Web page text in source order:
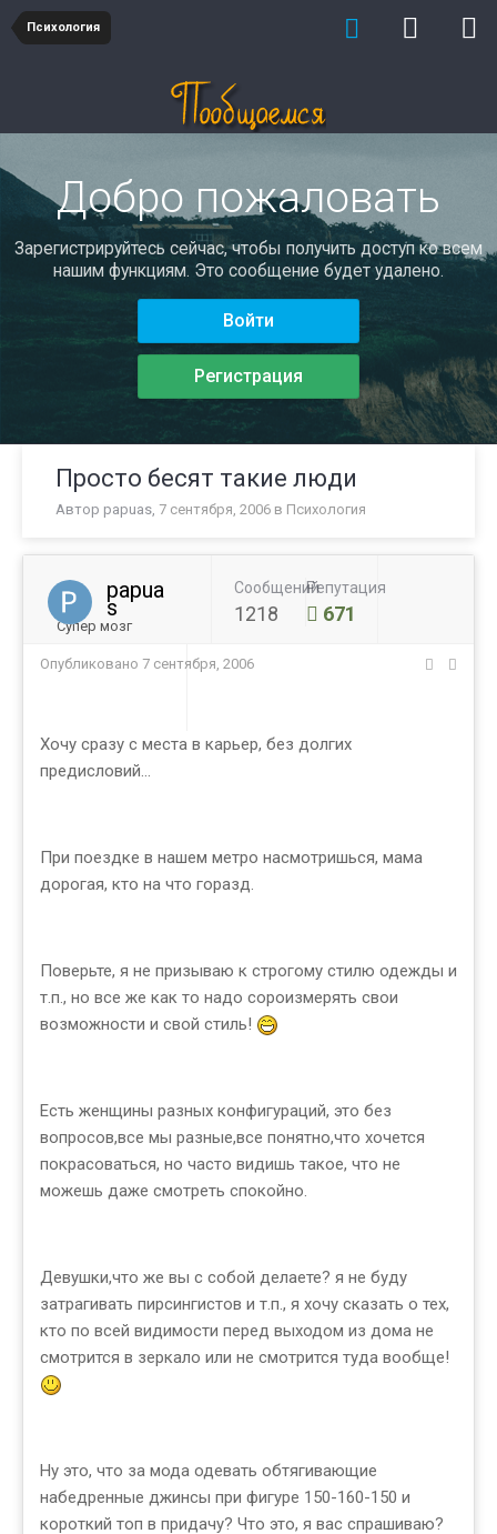
Психология
Добро пожаловать
Зарегистрируйтесь сейчас, чтобы получить доступ ко всем
нашим функциям. Это сообщение будет удалено.
Войти
Регистрация
Просто бесят такие люди
Автор papuas, 7 сентября, 2006 в Психология
papua
s
Супер мозг
Сообщений
1218
Репутация
671
Опубликовано 7 сентября, 2006
Хочу сразу с места в карьер, без долгих
предисловий...
При поездке в нашем метро насмотришься, мама
дорогая, кто на что горазд.
Поверьте, я не призываю к строгому стилю одежды и
т.п., но все же как то надо сороизмерять свои
возможности и свой стиль!
Есть женщины разных конфигураций, это без
вопросов,все мы разные,все понятно,что хочется
покрасоваться, но часто видишь такое, что не
можешь даже смотреть спокойно.
Девушки,что же вы с собой делаете? я не буду
затрагивать пирсингистов и т.п., я хочу сказать о тех,
кто по всей видимости перед выходом из дома не
смотрится в зеркало или не смотрится туда вообще!
Ну это, что за мода одевать обтягивающие
набедренные джинсы при фигуре 150-160-150 и
короткий топ в придачу? Что это, я вас спрашиваю?